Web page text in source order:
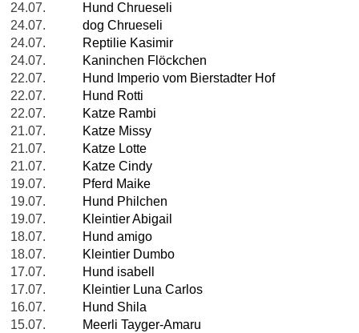
24.07.
Hund Chrueseli
24.07.
dog Chrueseli
24.07.
Reptilie Kasimir
24.07.
Kaninchen Flöckchen
22.07.
Hund Imperio vom Bierstadter Hof
22.07.
Hund Rotti
22.07.
Katze Rambi
21.07.
Katze Missy
21.07.
Katze Lotte
21.07.
Katze Cindy
19.07.
Pferd Maike
19.07.
Hund Philchen
19.07.
Kleintier Abigail
18.07.
Hund amigo
18.07.
Kleintier Dumbo
17.07.
Hund isabell
17.07.
Kleintier Luna Carlos
16.07.
Hund Shila
15.07.
Meerli Tayger-Amaru